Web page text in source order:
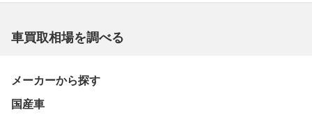
車買取相場を調べる
メーカーから探す
国産車